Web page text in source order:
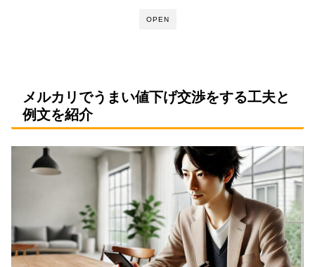
OPEN
メルカリでうまい値下げ交渉をする工夫と
例文を紹介